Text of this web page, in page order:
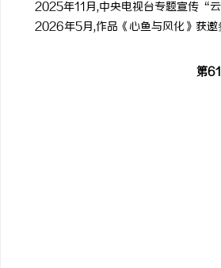
2025年11月,中央电视台专题宣传“
2026年5月,作品《心鱼与风化》获
第